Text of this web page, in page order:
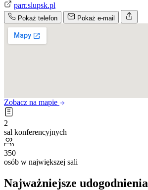
parr.slupsk.pl
Pokaż telefon Pokaż e-mail
Zobacz na mapie
2
sal konferencyjnych
350
osób w największej sali
Najważniejsze udogodnienia